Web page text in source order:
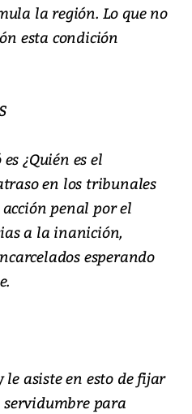
la región. Lo que no
esta condición
¿Quién es el
en los tribunales
penal por el
a la inanición,
esperando
le asiste en esto de fijar
para